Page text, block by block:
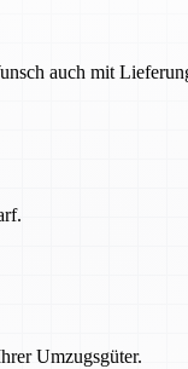
auch mit
Umzugsgüter.